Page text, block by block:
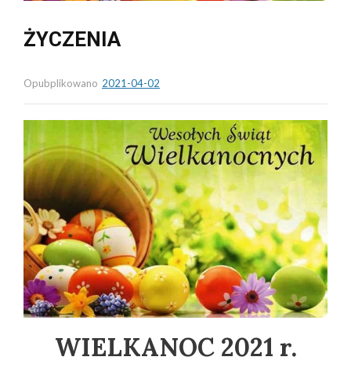
ŻYCZENIA
Opubplikowano 2021-04-02
WIELKANOC 2021 r.